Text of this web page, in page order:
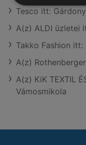
Tesco itt:
A(z) ALDI üzletei
Takko Fashion itt:
A(z)
A(z) KiK TEXTIL
Vámosmikola